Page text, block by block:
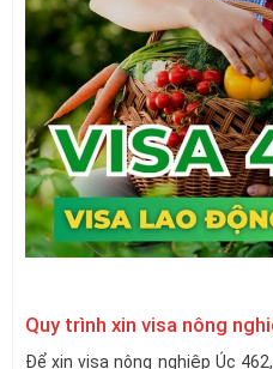
Quy trình xin visa nông
Để xin visa nông nghiệp Úc